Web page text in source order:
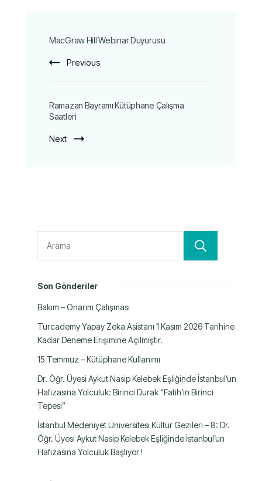
MacGraw Hill Webinar Duyurusu
Previous
Ramazan Bayramı Kütüphane Çalışma
Saatleri
Next
Son Gönderiler
Bakım – Onarım Çalışması
Turcademy Yapay Zeka Asistanı 1 Kasım 2026 Tarihine
Kadar Deneme Erişimine Açılmıştır.
15 Temmuz – Kütüphane Kullanımı
Dr. Öğr. Üyesi Aykut Nasip Kelebek Eşliğinde İstanbul’un
Hafızasına Yolculuk: Birinci Durak “Fatih’in Birinci
Tepesi”
İstanbul Medeniyet Üniversitesi Kültür Gezileri – 8: Dr.
Öğr. Üyesi Aykut Nasip Kelebek Eşliğinde İstanbul’un
Hafızasına Yolculuk Başlıyor !